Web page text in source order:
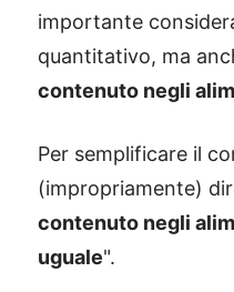
importante
quantitativo, ma
contenuto negli
Per semplificare il
(impropriamente)
contenuto negli
uguale".